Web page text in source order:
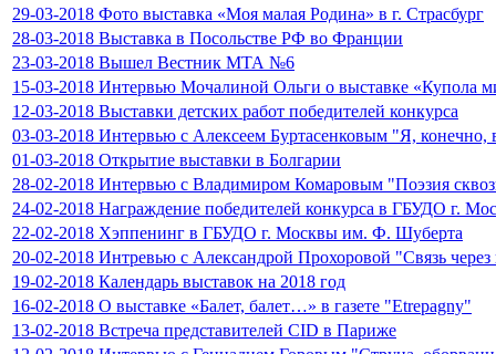
29-03-2018 Фото выставка «Моя малая Родина» в г. Страсбург
28-03-2018 Выставка в Посольстве РФ во Франции
23-03-2018 Вышел Вестник МТА №6
15-03-2018 Интервью Мочалиной Ольги о выставке «Купола
12-03-2018 Выставки детских работ победителей конкурса
03-03-2018 Интервью с Алексеем Буртасенковым "Я, конечно,
01-03-2018 Открытие выставки в Болгарии
28-02-2018 Интервью с Владимиром Комаровым "Поэзия
24-02-2018 Награждение победителей конкурса в ГБУДО г.
22-02-2018 Хэппенинг в ГБУДО г. Москвы им. Ф. Шуберта
20-02-2018 Интревью с Александрой Прохоровой "Связь через
19-02-2018 Календарь выставок на 2018 год
16-02-2018 О выставке «Балет, балет…» в газете "Etrepagny"
13-02-2018 Встреча представителей CID в Париже